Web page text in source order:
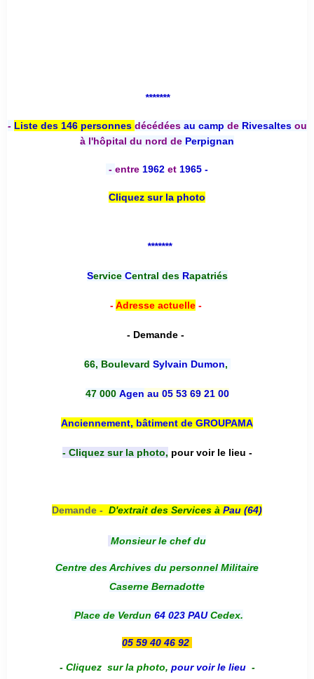
*******
- Liste des 146 personnes décédées au camp deRivesaltesou
à l'hôpital du nord de Perpignan
- entre 1962 et 1965 -
Cliquez sur la photo
*******
Service Central desRapatriés
-Adresse actuelle-
- Demande -
66, Boulevard Sylvain Dumon,
47 000 Agen au 05 53 69 21 00
Anciennement, bâtiment de GROUPAMA
- Cliquez sur la photo, pour voir le lieu -
Demande - D'extrait des Services à Pau (64)
Monsieur le chef du
Centre des Archives du personnel Militaire
Caserne Bernadotte
Place de Verdun 64 023 PAUCedex.
05 59 40 46 92
- Cliquez sur la photo, pour voir le lieu -